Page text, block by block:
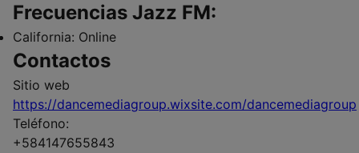
Frecuencias Jazz FM:
California: Online
Contactos
Sitio web
https://dancemediagroup.wixsite.com/dancemediagroup
Teléfono:
+584147655843